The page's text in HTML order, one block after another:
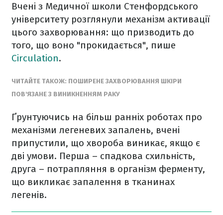
Вчені з Медичної школи Стенфордського
університету розглянули механізм активації
цього захворювання: що призводить до
того, що воно "прокидається", пише
Circulation.
ЧИТАЙТЕ ТАКОЖ: ПОШИРЕНЕ ЗАХВОРЮВАННЯ ШКІРИ
ПОВ'ЯЗАНЕ З ВИНИКНЕННЯМ РАКУ
Ґрунтуючись на більш ранніх роботах про
механізми легеневих запалень, вчені
припустили, що хвороба виникає, якщо є
дві умови. Перша – спадкова схильність,
друга – потрапляння в організм ферменту,
що викликає запалення в тканинах
легенів.